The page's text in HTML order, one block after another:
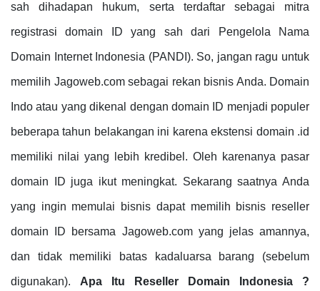
sah dihadapan hukum, serta terdaftar sebagai mitra
registrasi domain ID yang sah dari Pengelola Nama
Domain Internet Indonesia (PANDI). So, jangan ragu untuk
memilih Jagoweb.com sebagai rekan bisnis Anda. Domain
Indo atau yang dikenal dengan domain ID menjadi populer
beberapa tahun belakangan ini karena ekstensi domain .id
memiliki nilai yang lebih kredibel. Oleh karenanya pasar
domain ID juga ikut meningkat. Sekarang saatnya Anda
yang ingin memulai bisnis dapat memilih bisnis reseller
domain ID bersama Jagoweb.com yang jelas amannya,
dan tidak memiliki batas kadaluarsa barang (sebelum
digunakan). Apa Itu Reseller Domain Indonesia ?